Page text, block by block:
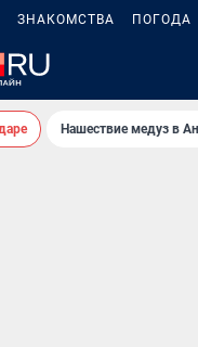
ЗНАКОМСТВА ПОГОДА
Нашествие медуз в